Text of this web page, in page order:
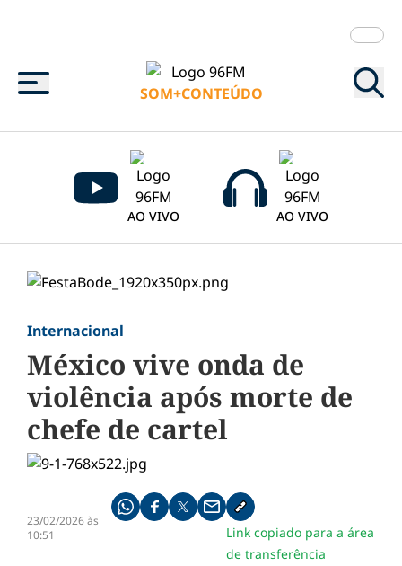
Menu
SOM+CONTEÚDO
AO VIVO AO VIVO
Internacional
México vive onda de
violência após morte de
chefe de cartel
23/02/2026 às
10:51
Compartilhe pelo whatsapp
Compartilhar no facebook
Compartilhar no twitter
Compartilhe pelo email
Copiar link da notícia
Link copiado para a área
de transferência